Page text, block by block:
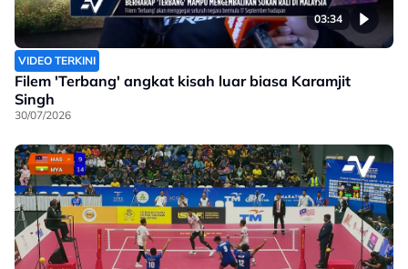
03:34
VIDEO TERKINI
Filem 'Terbang' angkat kisah luar biasa Karamjit
Singh
30/07/2026